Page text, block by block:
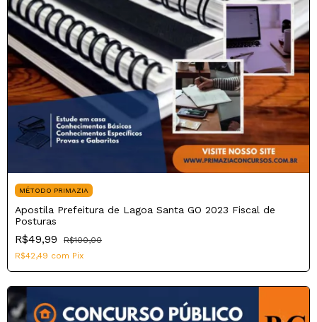
MÉTODO PRIMAZIA
Apostila Prefeitura de Lagoa Santa GO 2023 Fiscal de
Posturas
R$49,99
R$100,00
R$42,49 com Pix